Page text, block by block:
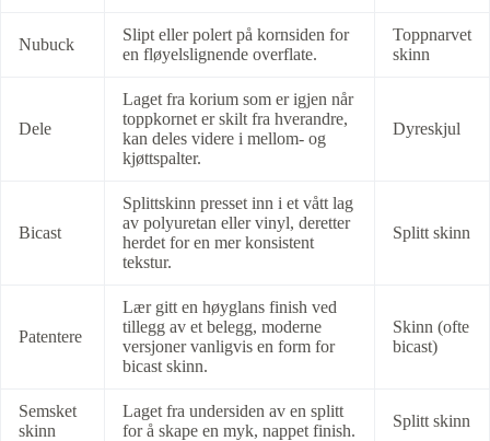
Nubuck
Slipt eller polert på kornsiden for
en fløyelslignende overflate.
Toppnarvet
skinn
Dele
Laget fra korium som er igjen når
toppkornet er skilt fra hverandre,
kan deles videre i mellom- og
kjøttspalter.
Dyreskjul
Bicast
Splittskinn presset inn i et vått lag
av polyuretan eller vinyl, deretter
herdet for en mer konsistent
tekstur.
Splitt skinn
Patentere
Lær gitt en høyglans finish ved
tillegg av et belegg, moderne
versjoner vanligvis en form for
bicast skinn.
Skinn (ofte
bicast)
Semsket
skinn
Laget fra undersiden av en splitt
for å skape en myk, nappet finish.
Splitt skinn